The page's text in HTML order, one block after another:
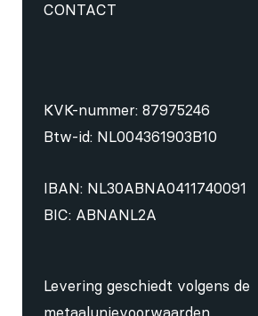
CONTACT
KVK-nummer: 87975246
Btw-id: NL004361903B10
IBAN: NL30ABNA0411740091
BIC: ABNANL2A
Levering geschiedt volgens de